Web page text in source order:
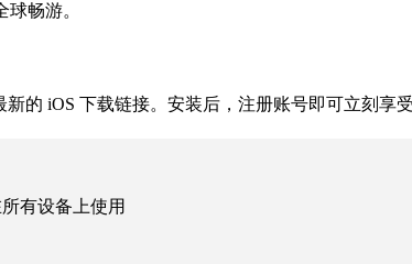
畅游。
新的 iOS 下载链接。安装后，注册账号即可立刻享受
有设备上使用